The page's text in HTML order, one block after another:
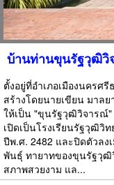
บ้านท่านขุนรัฐวุฒิ
ตั้งอยู่ที่อำเภอเมืองนครศ
สร้างโดยนายเขียน มาล
ให้เป็น "ขุนรัฐวุฒิวิจารณ์"
เปิดเป็นโรงเรียนรัฐวุฒิวิ
ปีพ.ศ. 2482 และปิดตัวลง
พันธุ์ ทายาทของขุนรัฐวุ
สภาพสวยงาม แล...